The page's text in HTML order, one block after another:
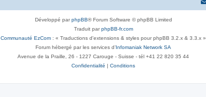
Développé parphpBB® Forum Software © phpBB Limited
Traduit parphpBB-fr.com
Communauté EzCom : « Traductions d'extensions & styles pour phpBB 3.2.x & 3.3.x »
Forum hébergé par les services d’Infomaniak Network SA
Avenue de la Praille, 26 - 1227 Carouge - Suisse - tél +41 22 820 35 44
Confidentialité | Conditions